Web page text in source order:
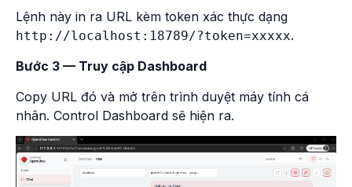
Lệnh này in ra URL kèm token xác thực dạng
http://localhost:18789/?token=xxxxx.
Bước 3 — Truy cập Dashboard
Copy URL đó và mở trên trình duyệt máy tính cá
nhân. Control Dashboard sẽ hiện ra.